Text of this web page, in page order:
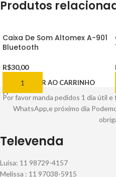
Produtos
Caixa De Som Altomex A-901
Bluetooth
R$30,00
ADICIONAR AO CARRINHO
Por favor manda pedidos 1 dia útil
WhatsApp,e próximo dia
Televenda
Luisa: 11 98729-4157
Melissa : 11 97038-5915